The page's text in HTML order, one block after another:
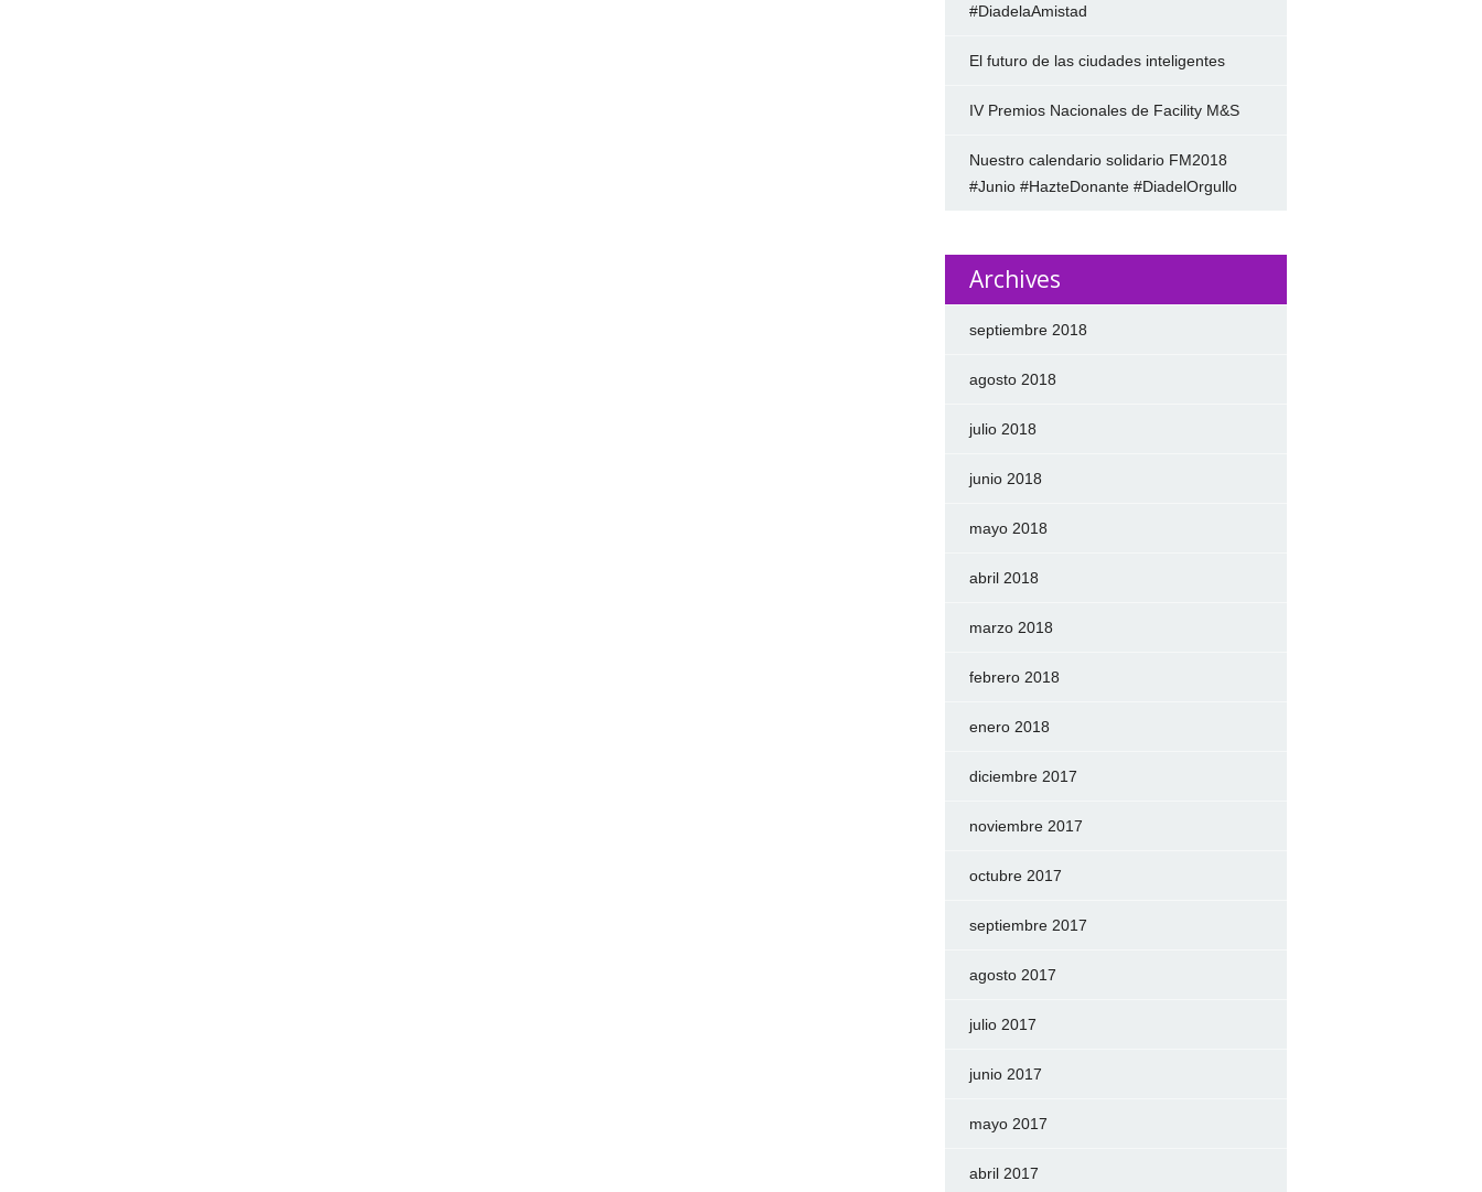
#DiadelaAmistad
El futuro de las ciudades inteligentes
IV Premios Nacionales de Facility M&S
Nuestro calendario solidario FM2018
#Junio #HazteDonante #DiadelOrgullo
Archives
septiembre 2018
agosto 2018
julio 2018
junio 2018
mayo 2018
abril 2018
marzo 2018
febrero 2018
enero 2018
diciembre 2017
noviembre 2017
octubre 2017
septiembre 2017
agosto 2017
julio 2017
junio 2017
mayo 2017
abril 2017